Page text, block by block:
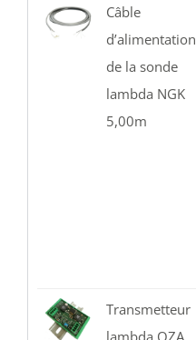
Câble
d’alimentation
de la sonde
lambda NGK
5,00m
Transmetteur